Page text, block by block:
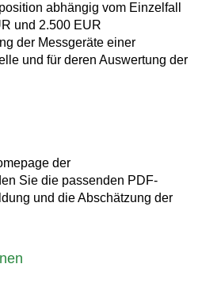
abhängig vom Einzelfall
und 2.500 EUR
der Messgeräte einer
und für deren Auswertung der
der
Sie die passenden PDF-
und die Abschätzung der